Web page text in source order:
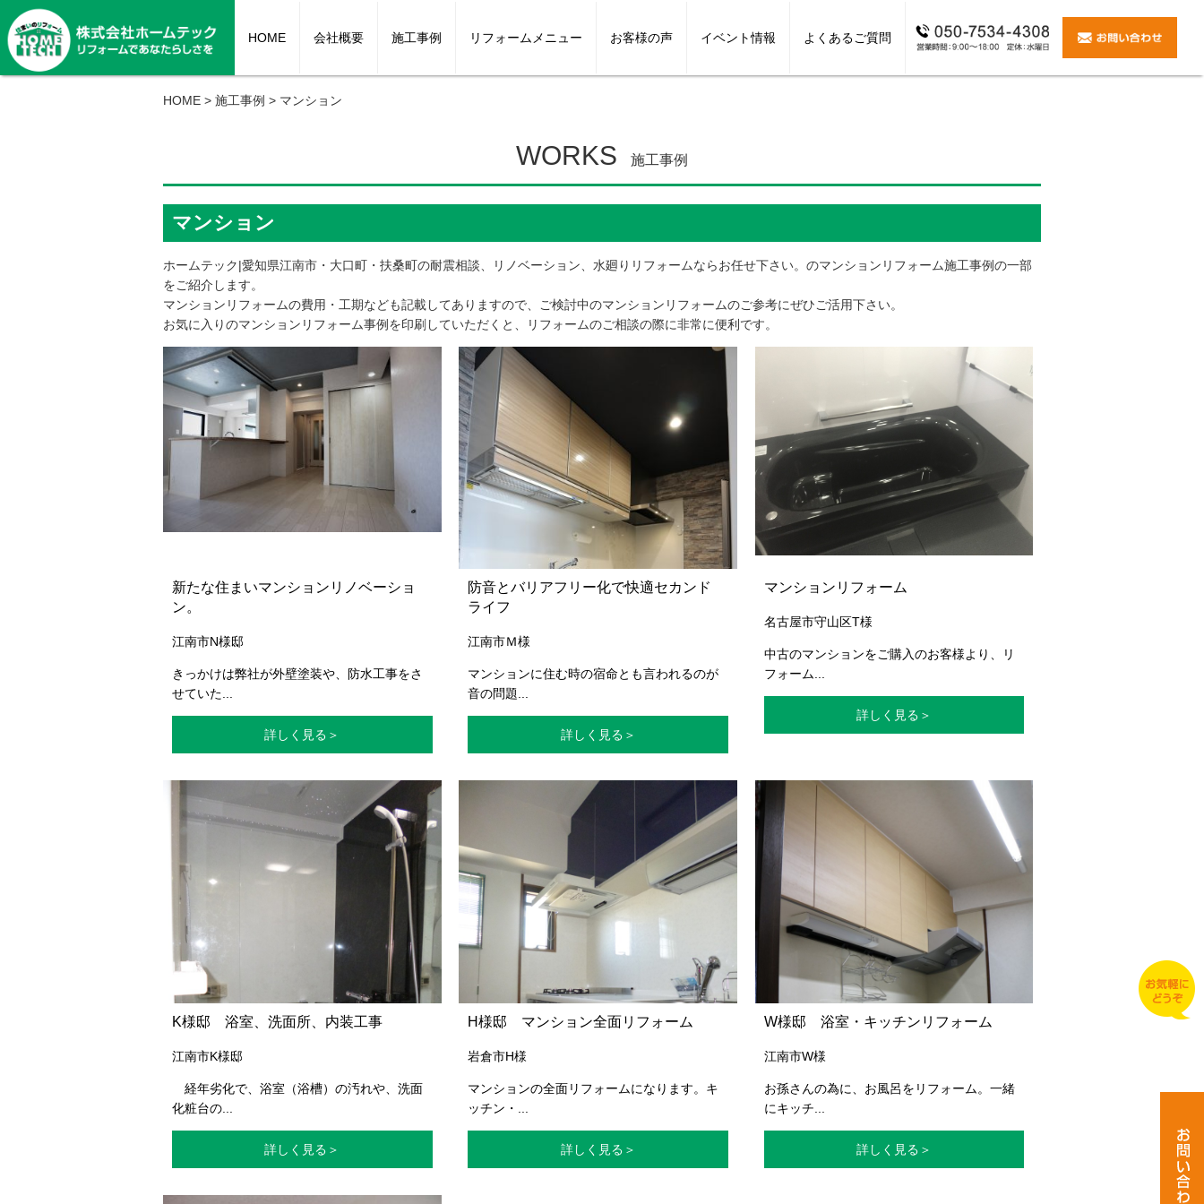
HOME 会社概要 施工事例
お風呂 トイレ 洗面 内装・インテリア
リフォームメニュー
耐震リフォーム セカンドライフリフォーム
お客様の声 イベント情報 よくあるご質問
HOME > 施工事例 > マンション
WORKS 施工事例
マンション
ホームテック|愛知県江南市・大口町・扶桑町の耐震相談、リノベーション、水廻りリフォームならお任せ下さい。のマンションリフォーム施工事例の一部
をご紹介します。
マンションリフォームの費用・工期なども記載してありますので、ご検討中のマンションリフォームのご参考にぜひご活用下さい。
お気に入りのマンションリフォーム事例を印刷していただくと、リフォームのご相談の際に非常に便利です。
新たな住まいマンションリノベーショ
ン。
江南市N様邸
きっかけは弊社が外壁塗装や、防水工事をさ
せていた...
詳しく見る＞
防音とバリアフリー化で快適セカンド
ライフ
江南市Ｍ様
マンションに住む時の宿命とも言われるのが
音の問題...
詳しく見る＞
マンションリフォーム
名古屋市守山区T様
中古のマンションをご購入のお客様より、リ
フォーム...
詳しく見る＞
K様邸 浴室、洗面所、内装工事
江南市K様邸
経年劣化で、浴室（浴槽）の汚れや、洗面
化粧台の...
詳しく見る＞
H様邸 マンション全面リフォーム
岩倉市H様
マンションの全面リフォームになります。キ
ッチン・...
詳しく見る＞
W様邸 浴室・キッチンリフォーム
江南市W様
お孫さんの為に、お風呂をリフォーム。一緒
にキッチ...
詳しく見る＞